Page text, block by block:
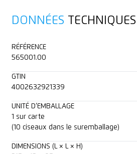
DONNÉES TECHNIQUES
RÉFÉRENCE
565001.00
GTIN
4002632921339
UNITÉ D’EMBALLAGE
1 sur carte
(10 ciseaux dans le suremballage)
DIMENSIONS (L × L × H)